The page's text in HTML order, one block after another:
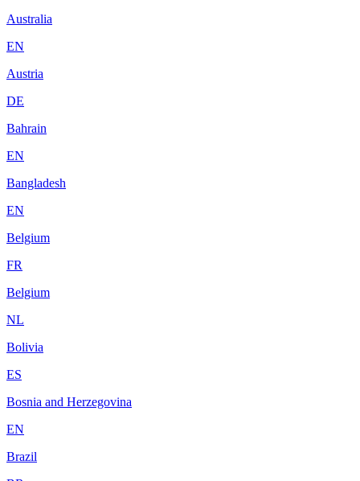
Australia
EN
Austria
DE
Bahrain
EN
Bangladesh
EN
Belgium
FR
Belgium
NL
Bolivia
ES
Bosnia and Herzegovina
EN
Brazil